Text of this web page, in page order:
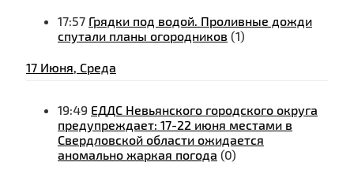
17:57 Грядки под водой. Проливные дожди
спутали планы огородников (1)
17 Июня, Среда
19:49 ЕДДС Невьянского городского округа
предупреждает: 17-22 июня местами в
Свердловской области ожидается
аномально жаркая погода (0)